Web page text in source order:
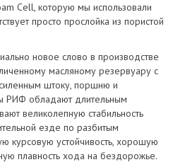
Cell, которую мы использовали
просто прослойка из пористой
новое слово в производстве
масляному резервуару с
штоку, поршню и
РИФ обладают длительным
великолепную стабильность
езде по разбитым
курсовую устойчивость, хорошую
плавность хода на бездорожье.